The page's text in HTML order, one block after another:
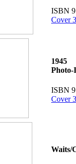
ISBN
Cover
1945
Photo-
ISBN
Cover
Waits/